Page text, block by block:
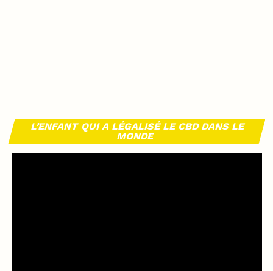
L’ENFANT QUI A LÉGALISÉ LE CBD DANS LE
MONDE